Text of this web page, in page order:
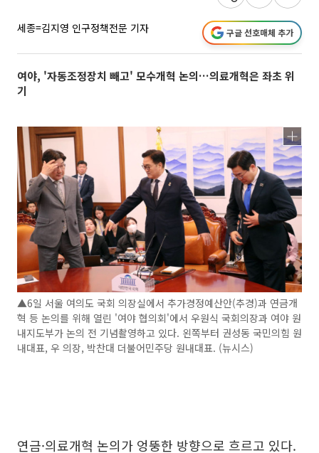
세종=김지영 인구정책전문 기자 구글 선호매체 추가
여야, '자동조정장치 빼고' 모수개혁 논의…의료개혁은 좌초 위
기
▲6일 서울 여의도 국회 의장실에서 추가경정예산안(추경)과 연금개
혁 등 논의를 위해 열린 '여야 협의회'에서 우원식 국회의장과 여야 원
내지도부가 논의 전 기념촬영하고 있다. 왼쪽부터 권성동 국민의힘 원
내대표, 우 의장, 박찬대 더불어민주당 원내대표. (뉴시스)
연금·의료개혁 논의가 엉뚱한 방향으로 흐르고 있다.